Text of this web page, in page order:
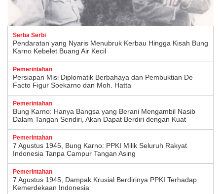
Serba Serbi
Pendaratan yang Nyaris Menubruk Kerbau Hingga Kisah Bung
Karno Kebelet Buang Air Kecil
Pemerintahan
Persiapan Misi Diplomatik Berbahaya dan Pembuktian De
Facto Figur Soekarno dan Moh. Hatta
Pemerintahan
Bung Karno: Hanya Bangsa yang Berani Mengambil Nasib
Dalam Tangan Sendiri, Akan Dapat Berdiri dengan Kuat
Pemerintahan
7 Agustus 1945, Bung Karno: PPKI Milik Seluruh Rakyat
Indonesia Tanpa Campur Tangan Asing
Pemerintahan
7 Agustus 1945, Dampak Krusial Berdirinya PPKI Terhadap
Kemerdekaan Indonesia